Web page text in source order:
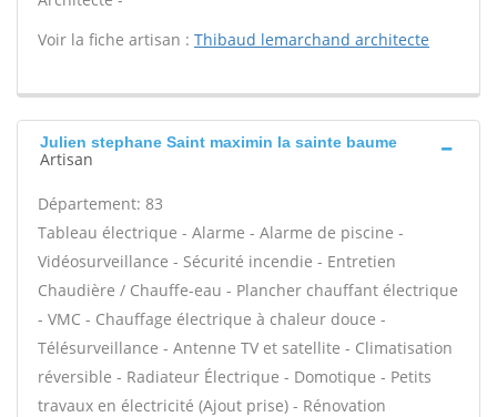
Voir la fiche artisan : Thibaud lemarchand architecte
Julien stephane Saint maximin la sainte baume
Artisan
Département: 83
Tableau électrique - Alarme - Alarme de piscine -
Vidéosurveillance - Sécurité incendie - Entretien
Chaudière / Chauffe-eau - Plancher chauffant électrique
- VMC - Chauffage électrique à chaleur douce -
Télésurveillance - Antenne TV et satellite - Climatisation
réversible - Radiateur Électrique - Domotique - Petits
travaux en électricité (Ajout prise) - Rénovation